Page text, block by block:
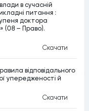
в сучасній
питання :
доктора
(08 – Право).
Скачати
відповідального
упередженості й
Скачати